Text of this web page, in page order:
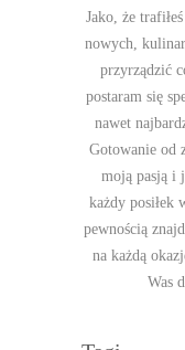
Jako, że
nowych,
przyrządzić
postaram się
nawet
Gotowanie od
moją pasją i
każdy posiłek
pewnością
na każdą
Was